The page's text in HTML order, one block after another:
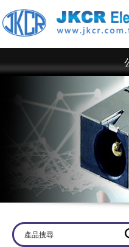
臨 京政電子~ 網站上僅為一部分